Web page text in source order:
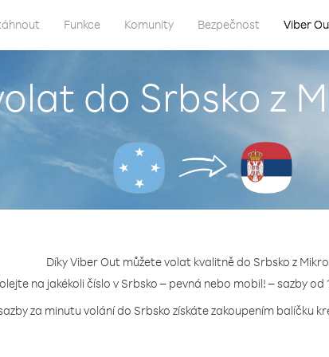
Funkce Komunity Bezpečnost Viber
do Srbsko z
Díky Viber Out můžete volat kvalitně do Srbsko z
na jakékoli číslo v Srbsko – pevná nebo mobil! – sazby od
za minutu volání do Srbsko získáte zakoupením balíčku